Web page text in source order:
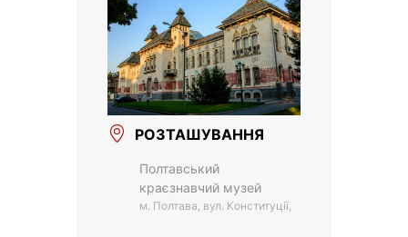
РОЗТАШУВАННЯ
Полтавський
краєзнавчий музей
м. Полтава, вул. Конституції,